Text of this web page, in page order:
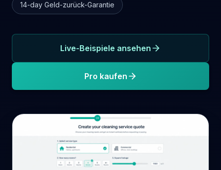
14-day Geld-zurück-Garantie
Live-Beispiele ansehen
Pro kaufen